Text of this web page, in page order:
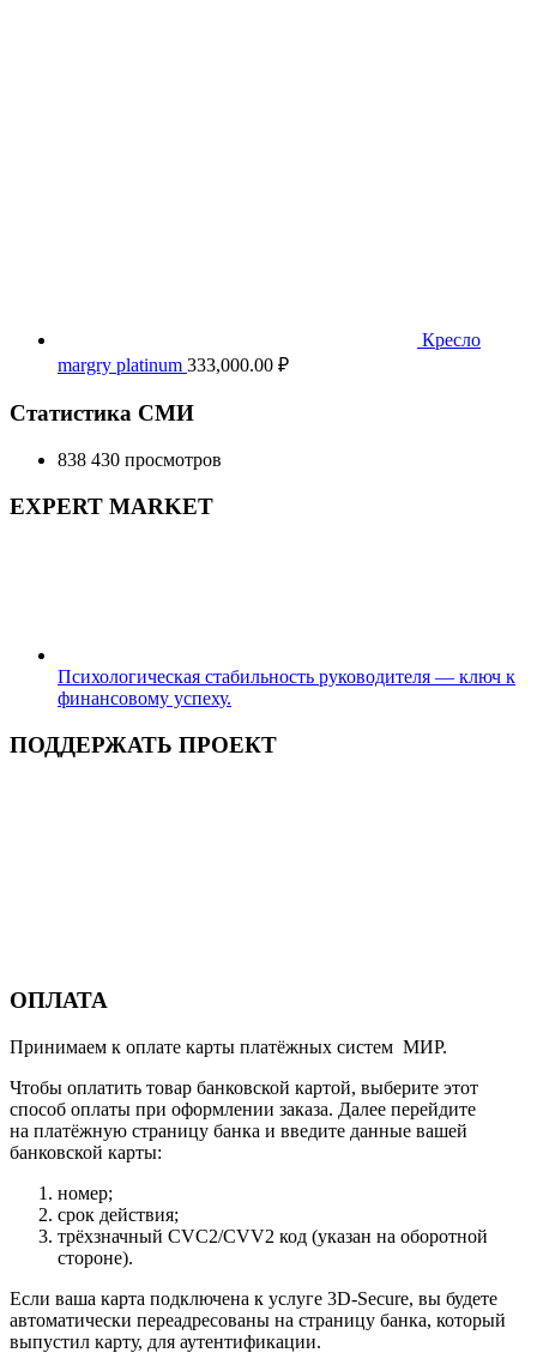
Кресло
margry platinum 333,000.00 ₽
Статистика СМИ
838 430 просмотров
EXPERT MARKET
Психологическая стабильность руководителя — ключ к
финансовому успеху.
ПОДДЕРЖАТЬ ПРОЕКТ
ОПЛАТА
Принимаем к оплате карты платёжных систем МИР.
Чтобы оплатить товар банковской картой, выберите этот
способ оплаты при оформлении заказа. Далее перейдите
на платёжную страницу банка и введите данные вашей
банковской карты:
номер;
срок действия;
трёхзначный CVC2/CVV2 код (указан на оборотной
стороне).
Если ваша карта подключена к услуге 3D-Secure, вы будете
автоматически переадресованы на страницу банка, который
выпустил карту, для аутентификации.